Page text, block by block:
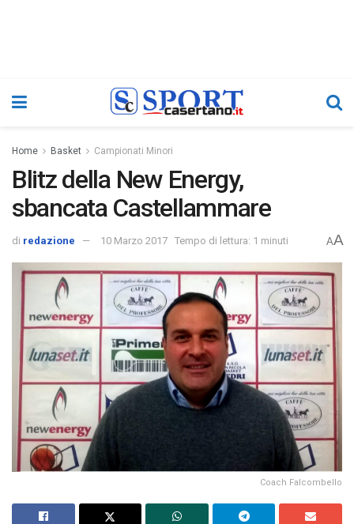
Home Basket Campionati Minori
Blitz della New Energy,
sbancata Castellammare
di redazione 10 Marzo 2017 Tempo di lettura: 1 minuti AA
Coach Falcombello